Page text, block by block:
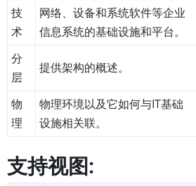
技
术
网络、设备和系统软件等企业
信息系统的基础设施和平台。
分
层
提供架构的概述。
物
理
物理环境以及它如何与IT基础
设施相关联。
支持视图: